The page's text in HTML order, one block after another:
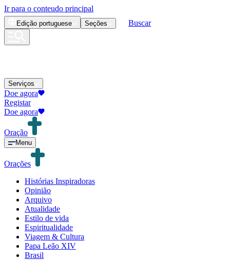
Ir para o conteudo principal
Edição portuguese Seções Buscar
Serviços
Doe agora
Registar
Doe agora
Oração
Menu
Orações
Histórias Inspiradoras
Opinião
Arquivo
Atualidade
Estilo de vida
Espiritualidade
Viagem & Cultura
Papa Leão XIV
Brasil